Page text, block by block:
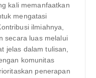
kali memanfaatkan
mengatasi
ilmiahnya,
secara luas melalui
jelas dalam tulisan,
komunitas
penerapan